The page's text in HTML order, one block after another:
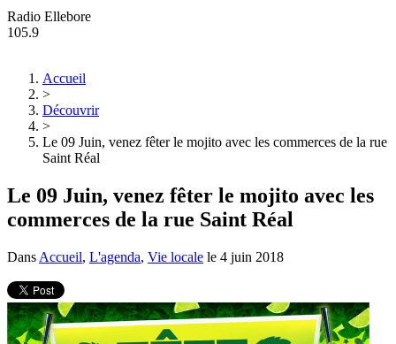
Radio Ellebore
105.9
Accueil
>
Découvrir
>
Le 09 Juin, venez fêter le mojito avec les commerces de la rue
Saint Réal
Le 09 Juin, venez fêter le mojito avec les
commerces de la rue Saint Réal
Dans Accueil, L'agenda, Vie locale le 4 juin 2018